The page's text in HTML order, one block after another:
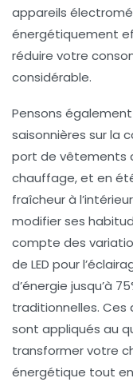
appareils
énergétiquement
réduire votre
considérable.
Pensons
saisonnières sur la
port de vêtements
chauffage, et en
fraîcheur à
modifier ses
compte des
de LED pour
d’énergie jusqu’à
traditionnelles. Ces
sont appliqués au
transformer votre
énergétique tout